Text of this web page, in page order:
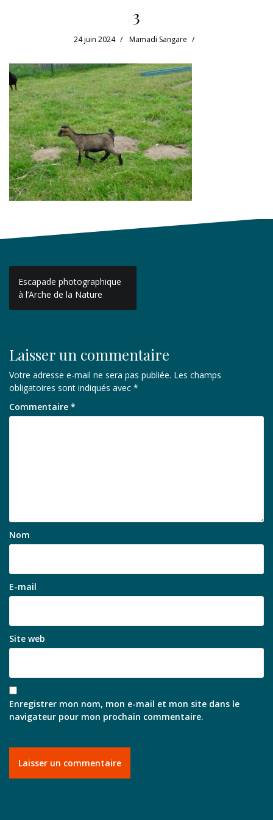
3
24 juin 2024 Mamadi Sangare
Navigation
de
l’article
Escapade photographique
à l’Arche de la Nature
Laisser un commentaire
Votre adresse e-mail ne sera pas publiée. Les champs
obligatoires sont indiqués avec *
Commentaire *
Nom
E-mail
Site web
Enregistrer mon nom, mon e-mail et mon site dans le
navigateur pour mon prochain commentaire.